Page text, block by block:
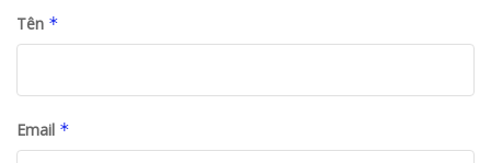
Tên *
Email *